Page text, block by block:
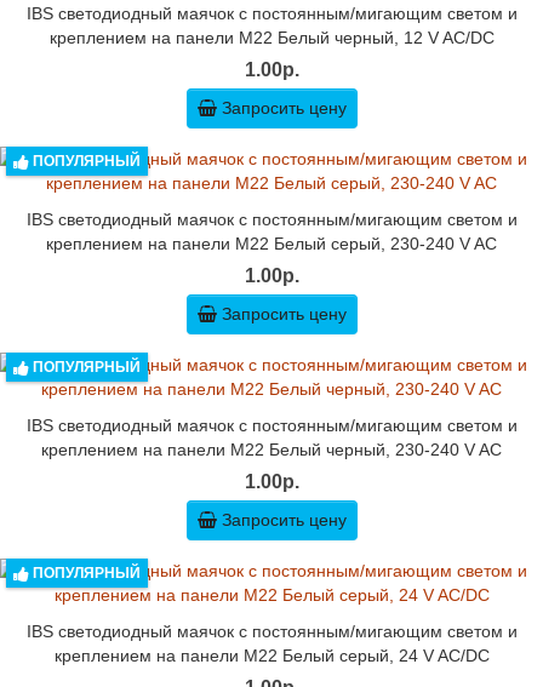
IBS светодиодный маячок с постоянным/мигающим светом и
креплением на панели M22 Белый черный, 12 V AC/DC
1.00р.
Запросить цену
ПОПУЛЯРНЫЙ
IBS светодиодный маячок с постоянным/мигающим светом и
креплением на панели M22 Белый серый, 230-240 V AC
1.00р.
Запросить цену
ПОПУЛЯРНЫЙ
IBS светодиодный маячок с постоянным/мигающим светом и
креплением на панели M22 Белый черный, 230-240 V AC
1.00р.
Запросить цену
ПОПУЛЯРНЫЙ
IBS светодиодный маячок с постоянным/мигающим светом и
креплением на панели M22 Белый серый, 24 V AC/DC